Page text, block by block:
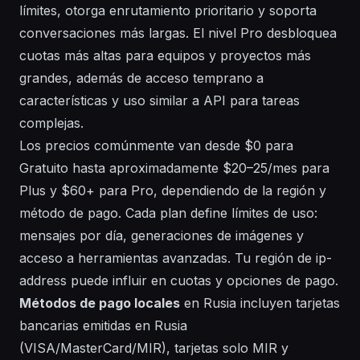
límites, otorga enrutamiento prioritario y soporta
conversaciones más largas. El nivel Pro desbloquea
cuotas más altas para equipos y proyectos más
grandes, además de acceso temprano a
características y uso similar a API para tareas
complejas.
Los precios comúnmente van desde $0 para
Gratuito hasta aproximadamente $20–25/mes para
Plus y $60+ para Pro, dependiendo de la región y
método de pago. Cada plan define límites de uso:
mensajes por día, generaciones de imágenes y
acceso a herramientas avanzadas. Tu región de ip-
address puede influir en cuotas y opciones de pago.
Métodos de pago locales en Rusia incluyen tarjetas
bancarias emitidas en Rusia
(VISA/MasterCard/MIR), tarjetas solo MIR y